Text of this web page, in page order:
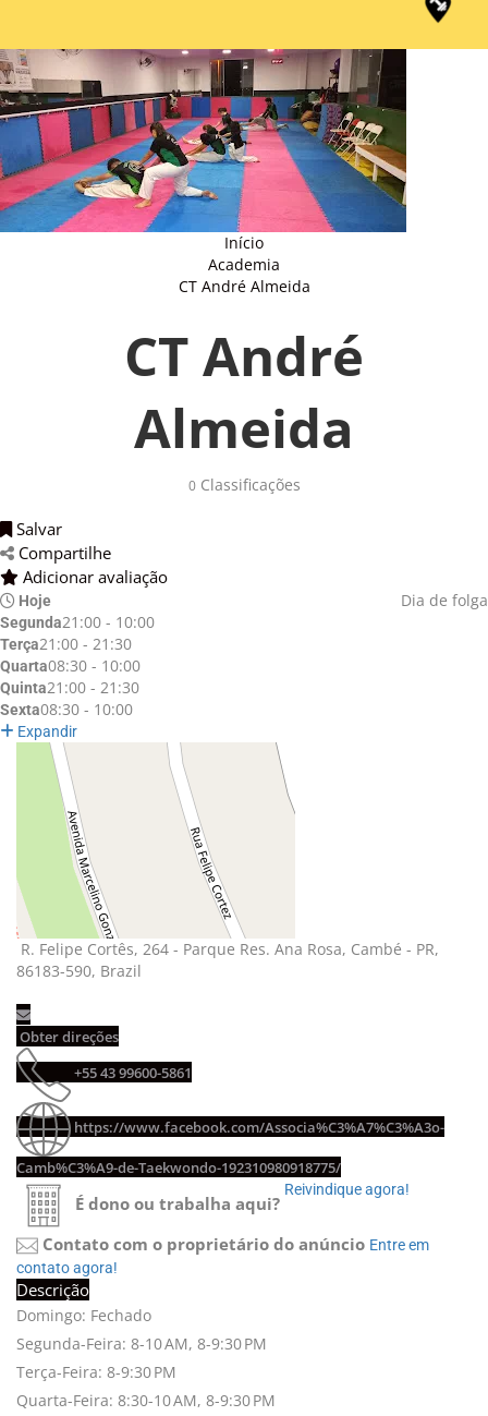
Início
Academia
CT André Almeida
CT André
Almeida
0Classificações
Salvar
Compartilhe
Adicionar avaliação
Hoje Dia de folga
Segunda21:00 - 10:00
Terça21:00 - 21:30
Quarta08:30 - 10:00
Quinta21:00 - 21:30
Sexta08:30 - 10:00
Expandir
R. Felipe Cortês, 264 - Parque Res. Ana Rosa, Cambé - PR,
86183-590, Brazil
Obter direções
+55 43 99600-5861
https://www.facebook.com/Associa%C3%A7%C3%A3o-
Camb%C3%A9-de-Taekwondo-192310980918775/
É dono ou trabalha aqui?
Reivindique agora!
Contato com o proprietário do anúncio Entre em
contato agora!
Descrição
Domingo: Fechado
Segunda-Feira: 8-10 AM, 8-9:30 PM
Terça-Feira: 8-9:30 PM
Quarta-Feira: 8:30-10 AM, 8-9:30 PM